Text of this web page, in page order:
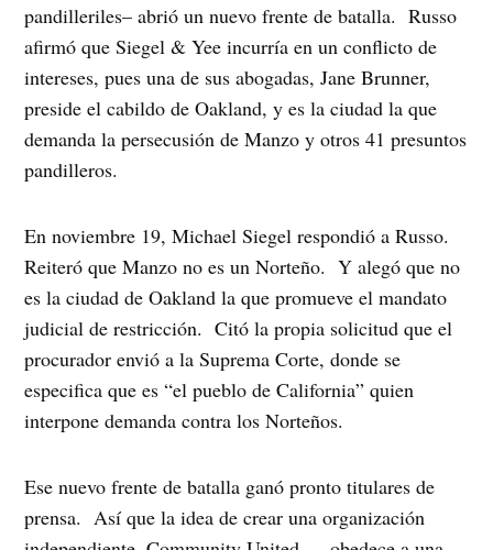
pandilleriles– abrió un nuevo frente de batalla. Russo
afirmó que Siegel & Yee incurría en un conflicto de
intereses, pues una de sus abogadas, Jane Brunner,
preside el cabildo de Oakland, y es la ciudad la que
demanda la persecusión de Manzo y otros 41 presuntos
pandilleros.
En noviembre 19, Michael Siegel respondió a Russo.
Reiteró que Manzo no es un Norteño. Y alegó que no
es la ciudad de Oakland la que promueve el mandato
judicial de restricción. Citó la propia solicitud que el
procurador envió a la Suprema Corte, donde se
especifica que es “el pueblo de California” quien
interpone demanda contra los Norteños.
Ese nuevo frente de batalla ganó pronto titulares de
prensa. Así que la idea de crear una organización